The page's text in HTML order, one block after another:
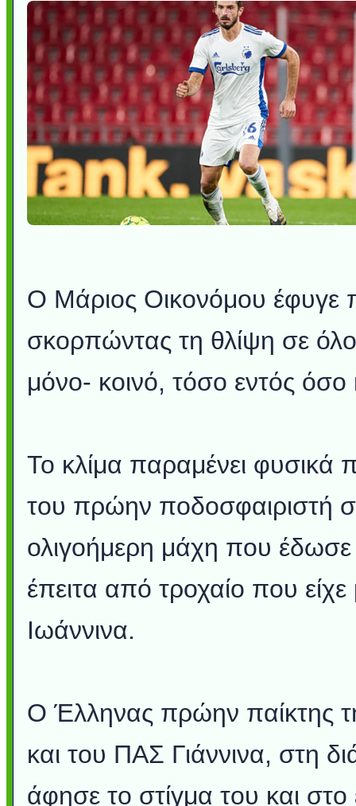
Ο Μάριος Οικονόμου
σκορπώντας τη θλίψη σε
μόνο- κοινό, τόσο εντός
Το κλίμα παραμένει φυσικά
του πρώην ποδοσφαιριστή
ολιγοήμερη μάχη που έδωσε
έπειτα από τροχαίο που
Ιωάννινα.
Ο Έλληνας πρώην παίκτης
και του ΠΑΣ Γιάννινα, στη
άφησε το στίγμα του και στο